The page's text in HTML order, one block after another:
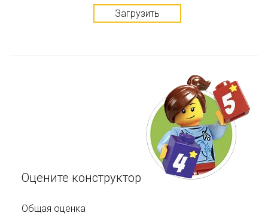
Загрузить
Оцените конструктор
Общая оценка